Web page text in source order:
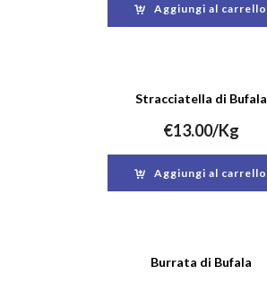
Aggiungi al carrello
Stracciatella di Bufala
€13.00/Kg
Aggiungi al carrello
Burrata di Bufala